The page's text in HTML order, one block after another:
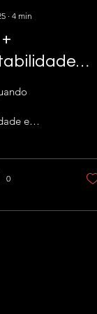
∙ 4 min
encontra
e
entre as...
0